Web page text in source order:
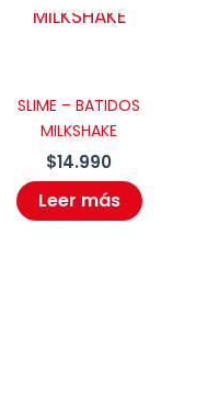
SLIME – BATIDOS
MILKSHAKE
$14.990
Leer más